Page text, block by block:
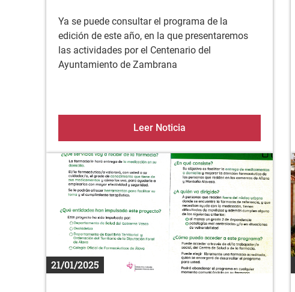
Ya se puede consultar el programa de la
edición de este año, en la que presentaremos
las actividades por el Centenario del
Ayuntamiento de Zambrana
Leer NoticiaDía de la Cigüeña 2025
21/01/2025